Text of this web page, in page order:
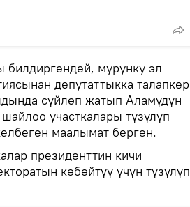
мурунку эл
депутаттыкка талапкер
сүйлөп жатып Аламүдүн
участкалары түзүлүп
маалымат берген.
президенттин кичи
көбөйтүү үчүн түзүлүп